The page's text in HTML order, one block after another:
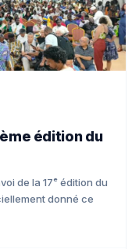
édition du
de la 17ᵉ édition du
donné ce